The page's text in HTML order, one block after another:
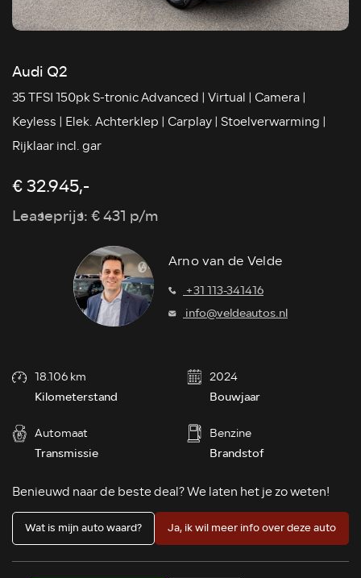
Audi Q2
35 TFSI 150pk S-tronic Advanced | Virtual | Camera |
Keyless | Elek. Achterklep | Carplay | Stoelverwarming |
Rijklaar incl. gar
Arno van de Velde
+31 113-341416
info@veldeautos.nl
€ 32.945,-
Leaseprijs: € 431 p/m
18.106 km
Kilometerstand
2024
Bouwjaar
Automaat
Transmissie
Benzine
Brandstof
Benieuwd naar de beste deal? We laten het je zo weten!
Wat is mijn auto waard? Ja, ik wil meer info over deze auto